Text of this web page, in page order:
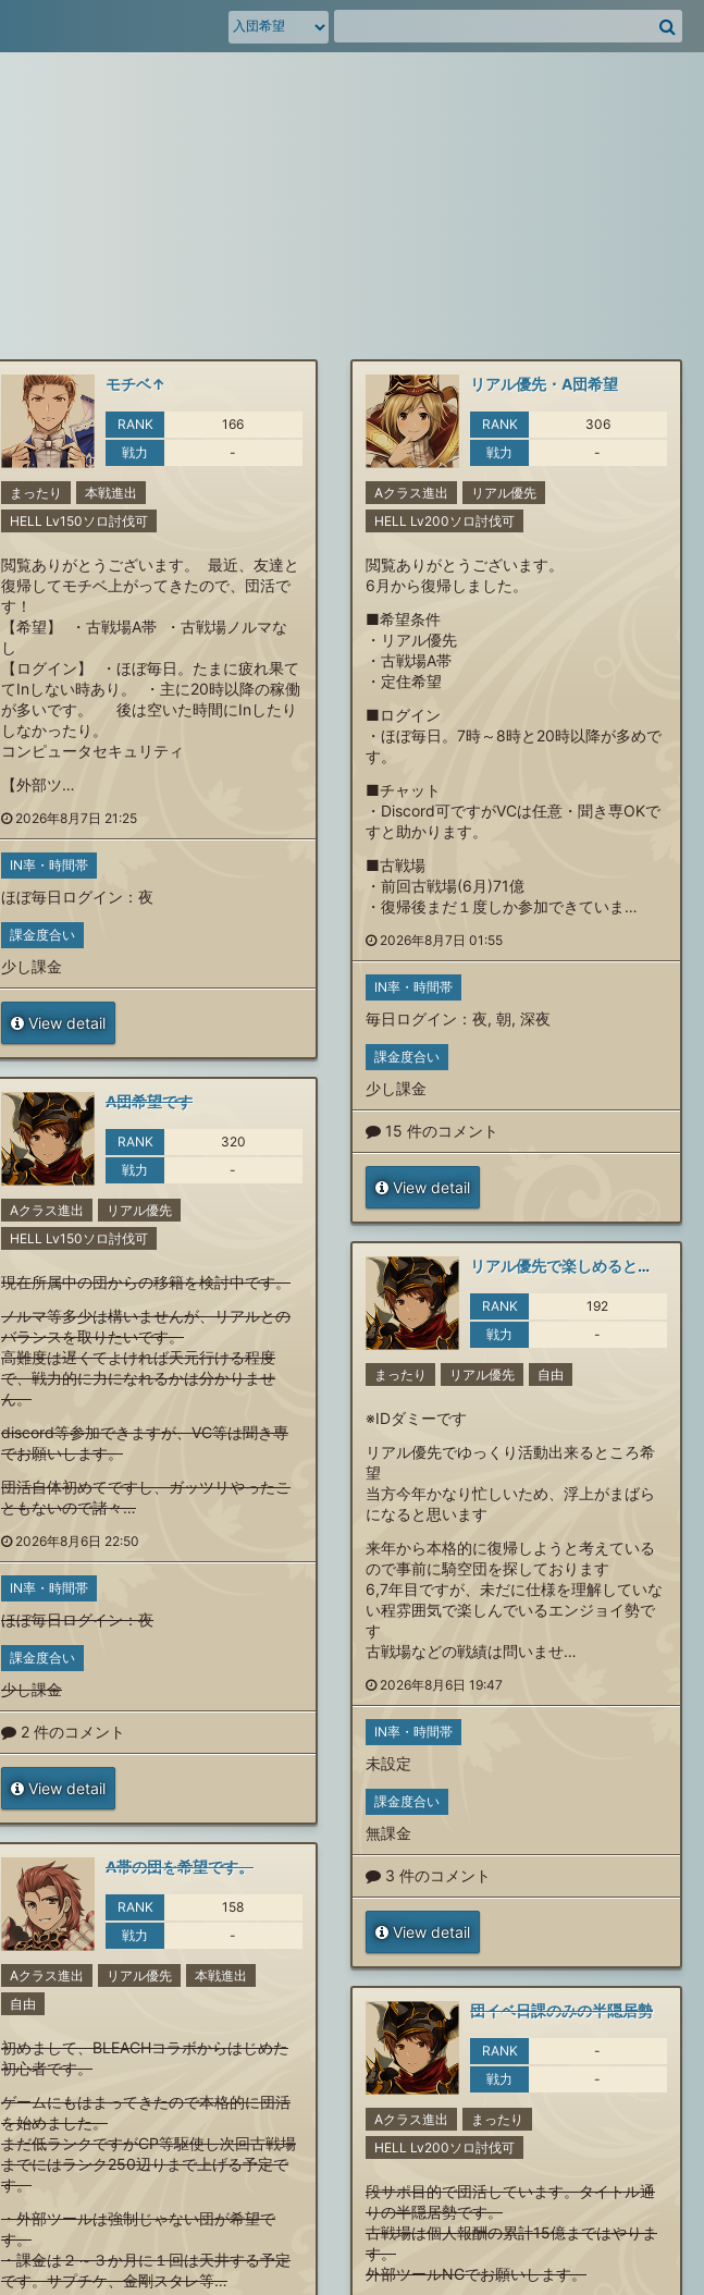
騎
空
団
モチベ↑
RANK
166
戦力
-
まったり
本戦進出
HELL Lv150ソロ討伐可
閲覧ありがとうございます。 最近、友達と
復帰してモチベ上がってきたので、団活で
す！
【希望】 ・古戦場A帯 ・古戦場ノルマな
し
【ログイン】 ・ほぼ毎日。たまに疲れ果て
てInしない時あり。 ・主に20時以降の稼働
が多いです。 後は空いた時間にInしたり
しなかったり。
コンピュータセキュリティ
【外部ツ…
2026年8月7日 21:25
IN率・時間帯
ほぼ毎日ログイン ： 夜
課金度合い
少し課金
View detail
リアル優先・A団希望
RANK
306
戦力
-
Aクラス進出
リアル優先
HELL Lv200ソロ討伐可
閲覧ありがとうございます。
6月から復帰しました。
■希望条件
・リアル優先
・古戦場A帯
・定住希望
■ログイン
・ほぼ毎日。7時～8時と20時以降が多めで
す。
■チャット
・Discord可ですがVCは任意・聞き専OKで
すと助かります。
■古戦場
・前回古戦場(6月)71億
・復帰後まだ１度しか参加できていま…
2026年8月7日 01:55
IN率・時間帯
毎日ログイン ： 夜, 朝, 深夜
課金度合い
少し課金
15 件のコメント
View detail
A団希望です
RANK
320
戦力
-
Aクラス進出
リアル優先
HELL Lv150ソロ討伐可
現在所属中の団からの移籍を検討中です。
ノルマ等多少は構いませんが、リアルとの
バランスを取りたいです。
高難度は遅くてよければ天元行ける程度
で、戦力的に力になれるかは分かりませ
ん。
discord等参加できますが、VC等は聞き専
でお願いします。
団活自体初めてですし、ガッツリやったこ
ともないので諸々…
2026年8月6日 22:50
IN率・時間帯
ほぼ毎日ログイン：夜
課金度合い
少し課金
2 件のコメント
View detail
リアル優先で楽しめるところ
RANK
192
戦力
-
まったり リアル優先 自由
※IDダミーです
リアル優先でゆっくり活動出来るところ希
望
当方今年かなり忙しいため、浮上がまばら
になると思います
来年から本格的に復帰しようと考えている
ので事前に騎空団を探しております
6,7年目ですが、未だに仕様を理解していな
い程雰囲気で楽しんでいるエンジョイ勢で
す
古戦場などの戦績は問いませ…
2026年8月6日 19:47
IN率・時間帯
未設定
課金度合い
無課金
3 件のコメント
View detail
A帯の団を希望です。
RANK
158
戦力
-
Aクラス進出 リアル優先
本戦進出
自由
初めまして、BLEACHコラボからはじめた
初心者です。
ゲームにもはまってきたので本格的に団活
を始めました。
まだ低ランクですがCP等駆使し次回古戦場
までにはランク250辺りまで上げる予定で
す。
・外部ツールは強制じゃない団が希望で
す。
・課金は２～３か月に１回は天井する予定
です。サプチケ、金剛スタレ等…
団イベ日課のみの半隠居勢
RANK
-
戦力
-
Aクラス進出
まったり
HELL Lv200ソロ討伐可
段サポ目的で団活しています。タイトル通
りの半隠居勢です。
古戦場は個人報酬の累計15億まではやりま
す。
外部ツールNGでお願いします。